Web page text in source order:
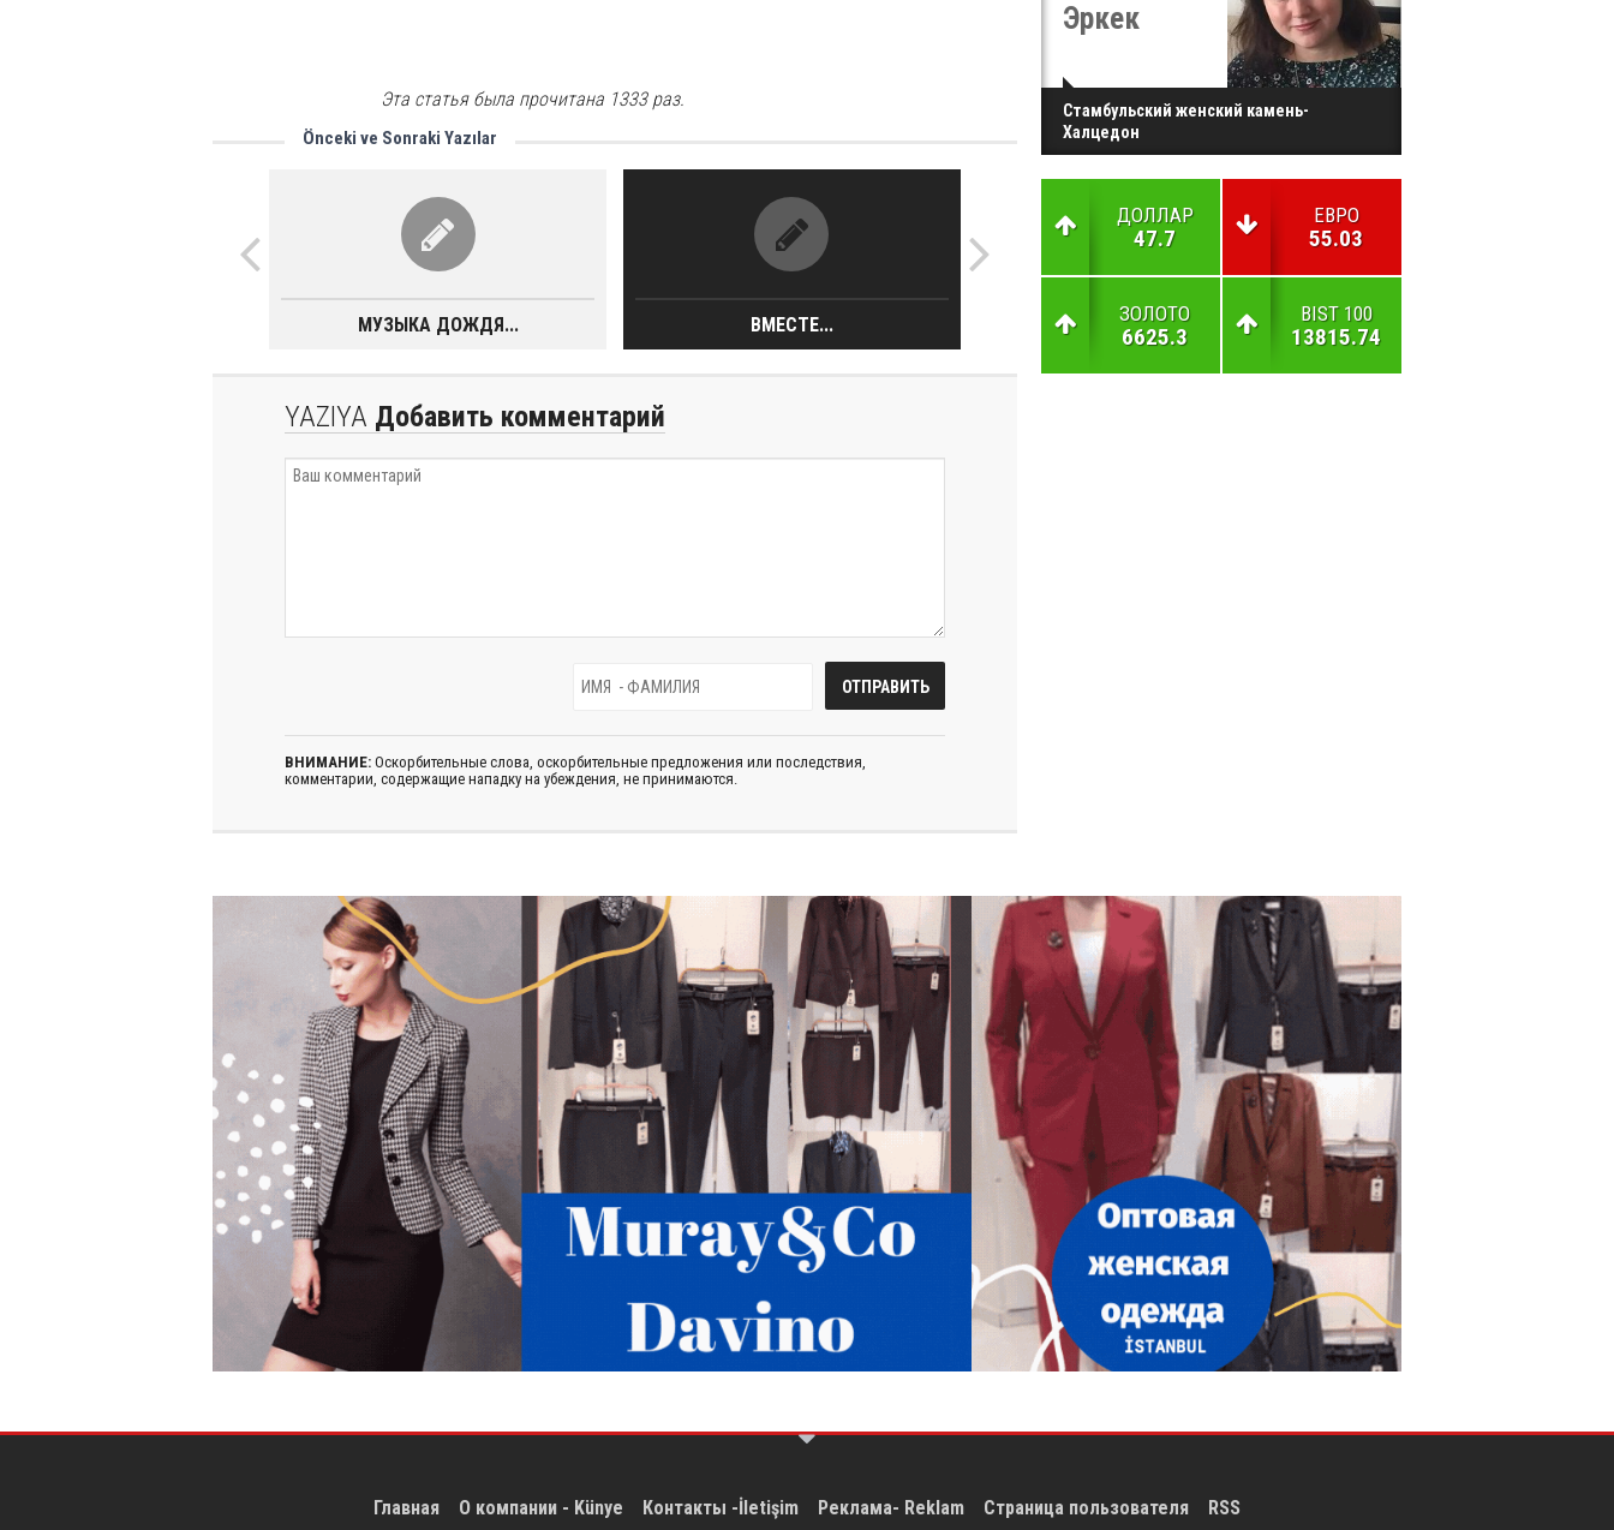
Эта статья была прочитана 1333 раз.
Önceki ve Sonraki Yazılar
МУЗЫКА ДОЖДЯ... ВМЕСТЕ...
YAZIYA Добавить комментарий
ВНИМАНИЕ: Оскорбительные слова, оскорбительные предложения или последствия,
комментарии, содержащие нападку на убеждения, не принимаются.
Эркек
Стамбульский женский камень-
Халцедон
ДОЛЛАР
47.7
ЕВРО
55.03
ЗОЛОТО
6625.3
BIST 100
13815.74
Главная О компании - Künye Контакты -İletişim Реклама- Reklam Страница пользователя RSS